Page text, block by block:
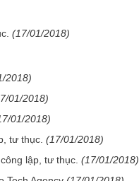
(17/01/2018)
2018)
01/2018)
01/2018)
tư thục. (17/01/2018)
lập, tư thục. (17/01/2018)